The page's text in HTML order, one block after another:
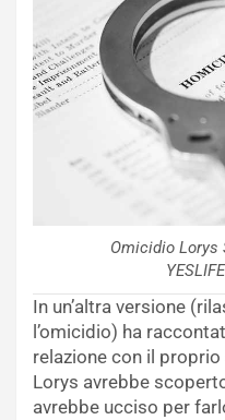
Omicidio Lorys
In un’altra versione
l’omicidio) ha
relazione con il proprio
Lorys avrebbe
avrebbe ucciso per